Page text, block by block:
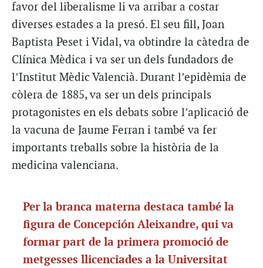
favor del liberalisme li va arribar a costar
diverses estades a la presó. El seu fill, Joan
Baptista Peset i Vidal, va obtindre la càtedra de
Clínica Mèdica i va ser un dels fundadors de
l’Institut Mèdic Valencià. Durant l’epidèmia de
còlera de 1885, va ser un dels principals
protagonistes en els debats sobre l’aplicació de
la vacuna de Jaume Ferran i també va fer
importants treballs sobre la història de la
medicina valenciana.
Per la branca materna destaca també la
figura de Concepción Aleixandre, qui va
formar part de la primera promoció de
metgesses llicenciades a la Universitat